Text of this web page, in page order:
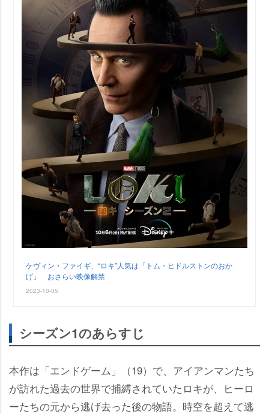
ケヴィン・ファイギ、“ロキ”人気は「トム・ヒドルストンのおか
げ」 おさらい映像解禁
2023-10-05
シーズン1のあらすじ
本作は「エンドゲーム」（19）で、アイアンマンたち
が訪れた過去の世界で捕縛されていたロキが、ヒーロ
ーたちの元から逃げ去った後の物語。時空を超えて逃